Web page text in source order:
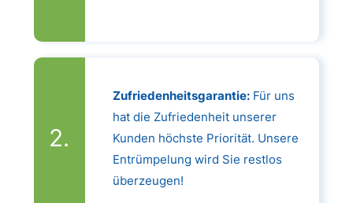
Zufriedenheitsgarantie:Für uns
hat die Zufriedenheit unserer
Kunden höchste Priorität. Unsere
Entrümpelung wird Sie restlos
überzeugen!